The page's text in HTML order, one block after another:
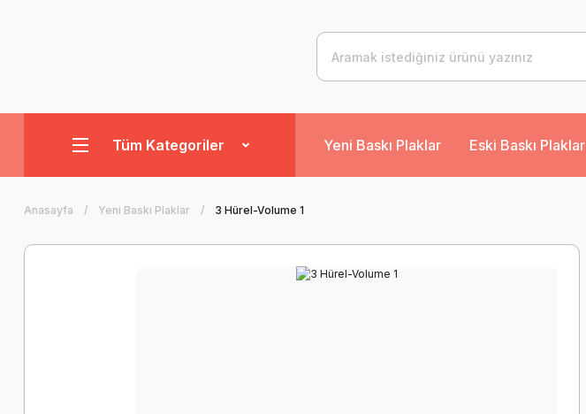
Tüm Kategoriler Yeni Baskı Plaklar Eski Baskı Plaklar
Anasayfa Yeni Baskı Plaklar 3 Hürel-Volume 1